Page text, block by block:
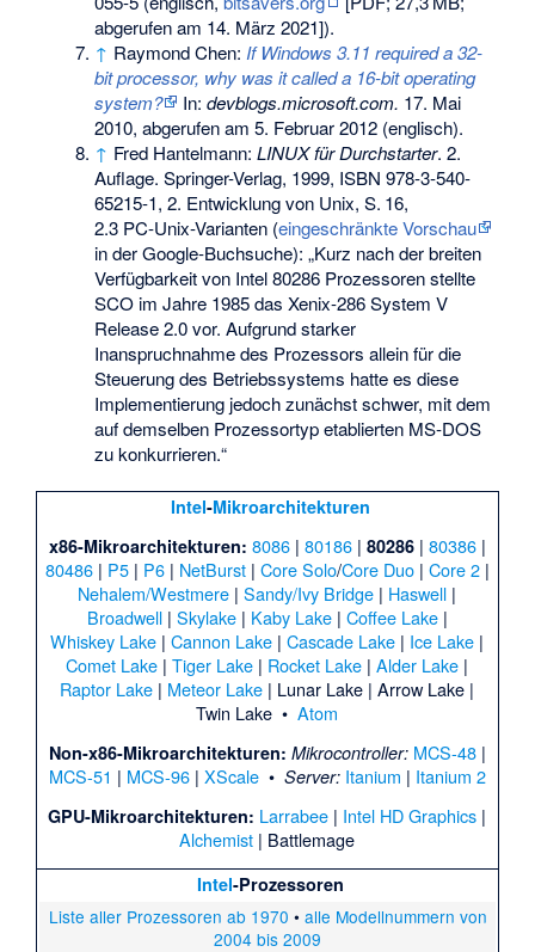
abgerufen am 14. März 2021]).
↑ Raymond Chen: If Windows 3.11 required a 32-
bit processor, why was it called a 16-bit operating
system?
In:devblogs.microsoft.com. 17. Mai
2010, abgerufen am 5. Februar 2012 (englisch).
↑ Fred Hantelmann:LINUX für Durchstarter. 2.
Auflage. Springer-Verlag, 1999, ISBN 978-3-540-
65215-1, 2. Entwicklung von Unix,S. 16,
2.3 PC-Unix-Varianten (eingeschränkte Vorschau
in der Google-Buchsuche): „Kurz nach der breiten
Verfügbarkeit von Intel 80286 Prozessoren stellte
SCO im Jahre 1985 das Xenix-286 System V
Release 2.0 vor. Aufgrund starker
Inanspruchnahme des Prozessors allein für die
Steuerung des Betriebssystems hatte es diese
Implementierung jedoch zunächst schwer, mit dem
auf demselben Prozessortyp etablierten MS-DOS
zu konkurrieren.“
Intel-Mikroarchitekturen
x86-Mikroarchitekturen: 8086| 80186| 80286| 80386|
80486| P5| P6| NetBurst| Core Solo/Core Duo| Core 2|
Nehalem/Westmere |Sandy/Ivy Bridge | Haswell |
Broadwell| Skylake| Kaby Lake| Coffee Lake|
Whiskey Lake |Cannon Lake |Cascade Lake | Ice Lake |
Comet Lake |Tiger Lake | Rocket Lake |Alder Lake |
Raptor Lake | Meteor Lake | Lunar Lake |Arrow Lake |
Twin Lake •Atom
Non-x86-Mikroarchitekturen: Mikrocontroller: MCS-48|
MCS-51 | MCS-96| XScale• Server: Itanium | Itanium 2
GPU-Mikroarchitekturen: Larrabee | Intel HD Graphics |
Alchemist | Battlemage
Intel-Prozessoren
Liste aller Prozessoren ab 1970 • alle Modellnummern von
2004 bis 2009